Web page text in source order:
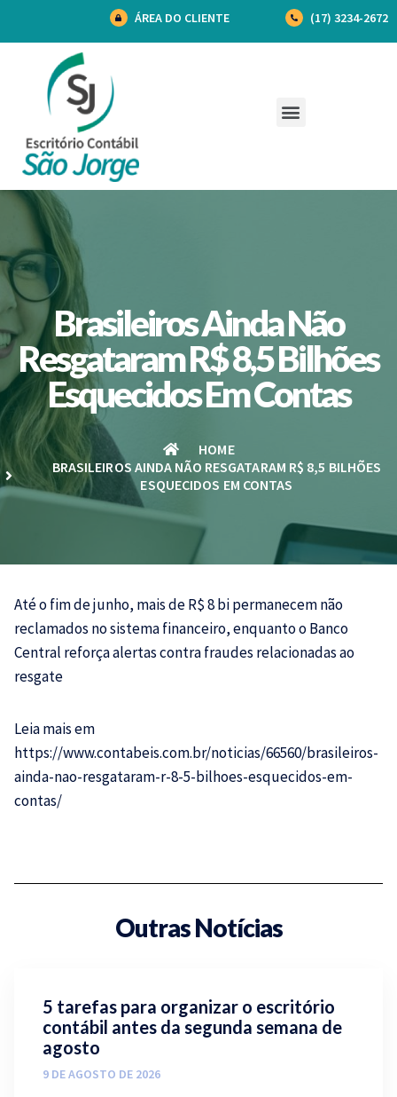
ÁREA DO CLIENTE (17) 3234-2672
Brasileiros Ainda Não
Resgataram R$ 8,5 Bilhões
Esquecidos Em Contas
HOME
BRASILEIROS AINDA NÃO RESGATARAM R$ 8,5 BILHÕES
ESQUECIDOS EM CONTAS
Até o fim de junho, mais de R$ 8 bi permanecem não
reclamados no sistema financeiro, enquanto o Banco
Central reforça alertas contra fraudes relacionadas ao
resgate
Leia mais em
https://www.contabeis.com.br/noticias/66560/brasileiros-
ainda-nao-resgataram-r-8-5-bilhoes-esquecidos-em-
contas/
Outras Notícias
5 tarefas para organizar o escritório
contábil antes da segunda semana de
agosto
9 DE AGOSTO DE 2026